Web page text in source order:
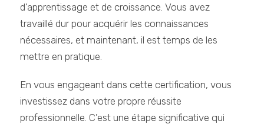
d’apprentissage et de croissance. Vous avez
travaillé dur pour acquérir les connaissances
nécessaires, et maintenant, il est temps de les
mettre en pratique.
En vous engageant dans cette certification, vous
investissez dans votre propre réussite
professionnelle. C’est une étape significative qui